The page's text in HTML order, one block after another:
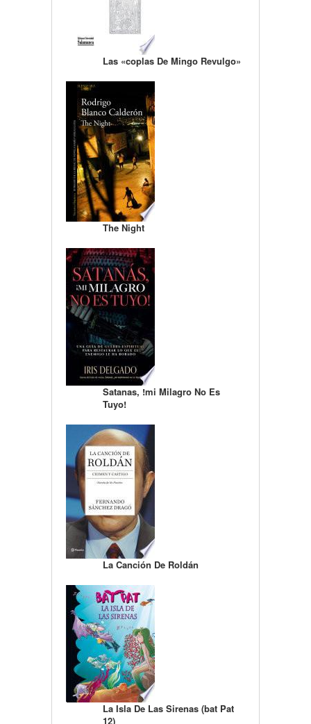
Las «coplas De Mingo Revulgo»
The Night
Satanas, !mi Milagro No Es
Tuyo!
La Canción De Roldán
La Isla De Las Sirenas (bat Pat
12)